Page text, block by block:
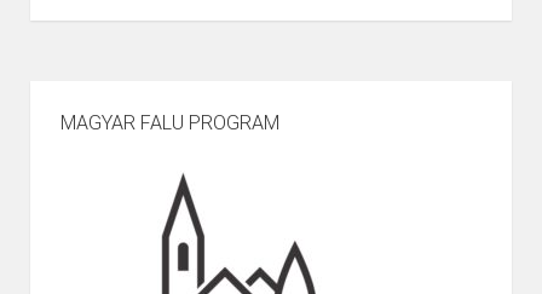
MAGYAR FALU PROGRAM